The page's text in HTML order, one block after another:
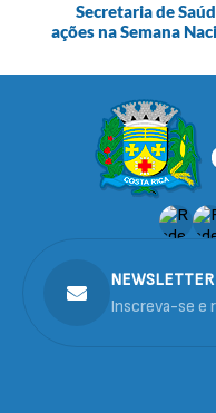
Secretaria de
ações na Semana
NEWSLETTER
Inscreva-se e